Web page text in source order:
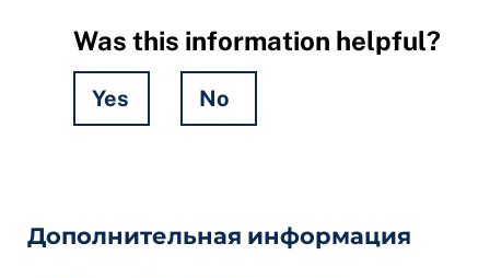
Was this information helpful?
Yes No
Дополнительная информация